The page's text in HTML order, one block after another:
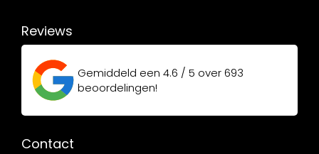
Reviews
Gemiddeld een 4.6 / 5 over693
beoordelingen!
Contact